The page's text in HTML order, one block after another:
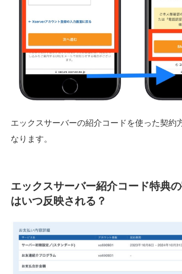
エックスサーバーの紹介コードを使った契約
なります。
エックスサーバー紹介コード特典
はいつ反映される？